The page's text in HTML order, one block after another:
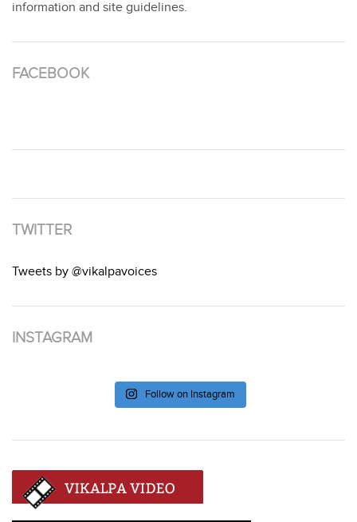
information and site guidelines.
FACEBOOK
TWITTER
Tweets by @vikalpavoices
INSTAGRAM
Follow on Instagram